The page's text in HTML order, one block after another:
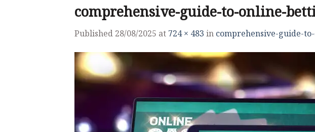
comprehensive-guide-to-online-
Published 28/08/2025 at 724 × 483 in comprehensive-guide-